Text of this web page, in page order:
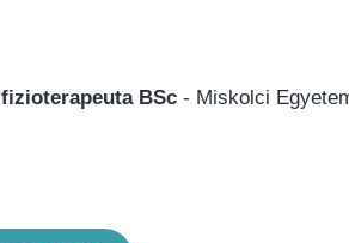
BSc - Miskolci